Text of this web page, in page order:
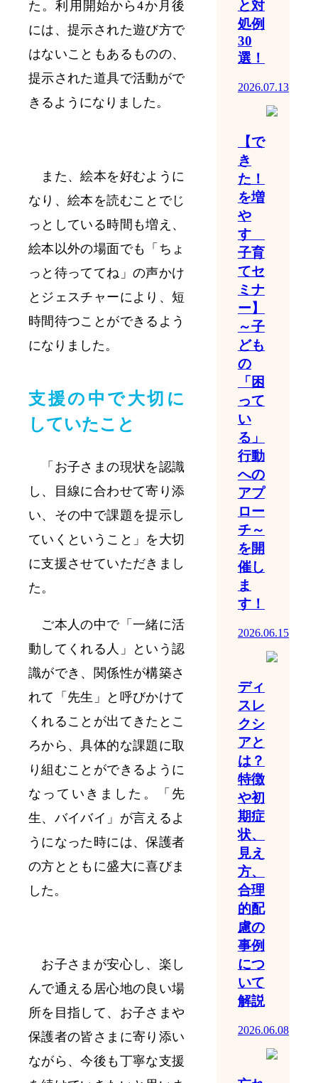
た。利用開始から4か月後
には、提示された遊び方で
はないこともあるものの、
提示された道具で活動がで
きるようになりました。
また、絵本を好むように
なり、絵本を読むことでじ
っとしている時間も増え、
絵本以外の場面でも「ちょ
っと待っててね」の声かけ
とジェスチャーにより、短
時間待つことができるよう
になりました。
支援の中で大切に
していたこと
「お子さまの現状を認識
し、目線に合わせて寄り添
い、その中で課題を提示し
ていくということ」を大切
に支援させていただきまし
た。
ご本人の中で「一緒に活
動してくれる人」という認
識ができ、関係性が構築さ
れて「先生」と呼びかけて
くれることが出てきたとこ
ろから、具体的な課題に取
り組むことができるように
なっていきました。「先
生、バイバイ」が言えるよ
うになった時には、保護者
の方とともに盛大に喜びま
した。
お子さまが安心し、楽し
んで通える居心地の良い場
所を目指して、お子さまや
保護者の皆さまに寄り添い
ながら、今後も丁寧な支援
と対
処例
30
選！
2026.07.13
【で
き
た！
を増
や
す
子育
てセ
ミナ
ー】
～子
ども
の
「困
って
い
る」
行動
への
アプ
ロー
チ～
を開
催し
ま
す！
2026.06.15
ディ
スレ
クシ
アと
は？
特徴
や初
期症
状、
見え
方、
合理
的配
慮の
事例
につ
いて
解説
2026.06.08